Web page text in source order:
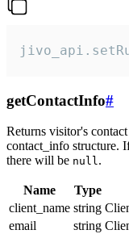
getContactInfo#
Returns visitor's
contact_info structure.
there will be null.
Name Type
client_name string
email
string